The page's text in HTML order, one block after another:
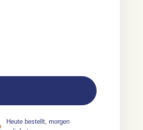
Heute bestellt, morgen